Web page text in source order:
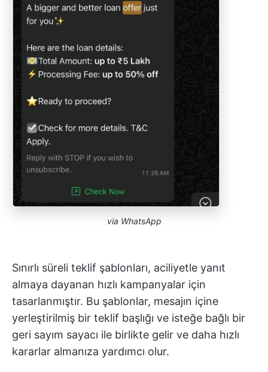
via WhatsApp
Sınırlı süreli teklif şablonları, aciliyetle yanıt
almaya dayanan hızlı kampanyalar için
tasarlanmıştır. Bu şablonlar, mesajın içine
yerleştirilmiş bir teklif başlığı ve isteğe bağlı bir
geri sayım sayacı ile birlikte gelir ve daha hızlı
kararlar almanıza yardımcı olur.